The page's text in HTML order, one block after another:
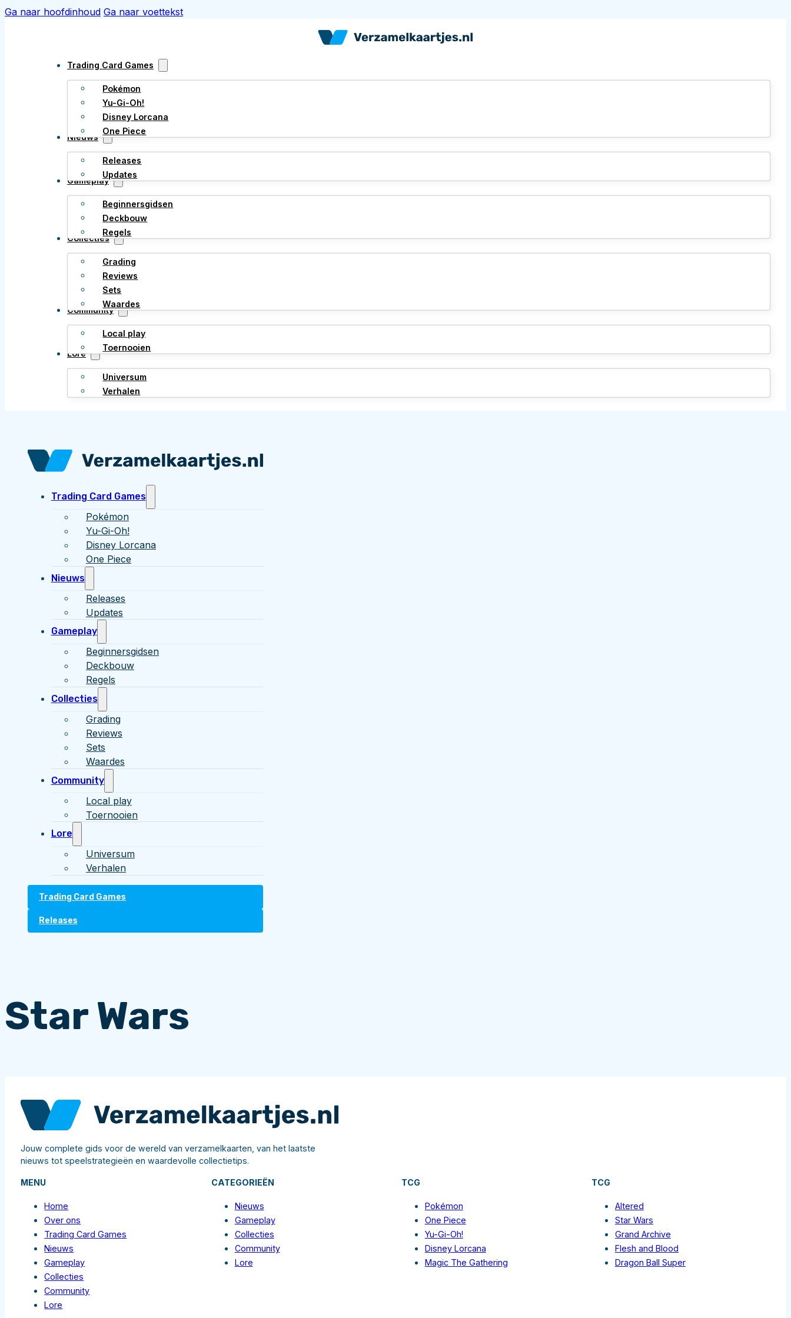
Ga naar hoofdinhoud Ga naar voettekst
Trading Card Games
Pokémon
Yu-Gi-Oh!
Disney Lorcana
One Piece
Nieuws
Releases
Updates
Gameplay
Beginnersgidsen
Deckbouw
Regels
Collecties
Grading
Reviews
Sets
Waardes
Community
Local play
Toernooien
Lore
Universum
Verhalen
Trading Card Games
Pokémon
Yu-Gi-Oh!
Disney Lorcana
One Piece
Nieuws
Releases
Updates
Gameplay
Beginnersgidsen
Deckbouw
Regels
Collecties
Grading
Reviews
Sets
Waardes
Community
Local play
Toernooien
Lore
Universum
Verhalen
Trading Card Games
Releases
Star Wars
Jouw complete gids voor de wereld van verzamelkaarten, van het laatste
nieuws tot speelstrategieën en waardevolle collectietips.
MENU
Home
Over ons
Trading Card Games
Nieuws
Gameplay
Collecties
Community
Lore
CATEGORIEËN
Nieuws
Gameplay
Collecties
Community
Lore
TCG
Pokémon
One Piece
Yu-Gi-Oh!
Disney Lorcana
Magic The Gathering
TCG
Altered
Star Wars
Grand Archive
Flesh and Blood
Dragon Ball Super